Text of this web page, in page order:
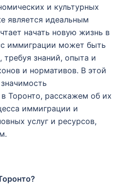
и культурных
является идеальным
начать новую жизнь в
иммиграции может быть
знаний, опыта и
и нормативов. В этой
Торонто, расскажем об их
иммиграции и
услуг и ресурсов,